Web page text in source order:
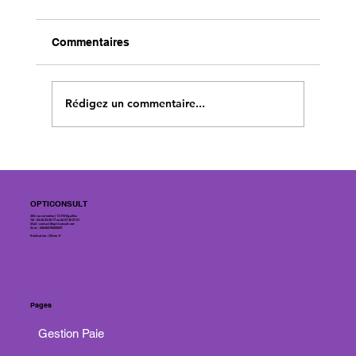
Commentaires
Rédigez un commentaire...
OPTICONSULT
255 rue cornaline | 13 510 Eguilles
Tél : 04 65 84 80 77 ou 06 07 45 07 01
Mail : contact@opticonsult.net
Siret : 84048278000029
Réalisation : Olivier P.
Pages
Gestion Paie